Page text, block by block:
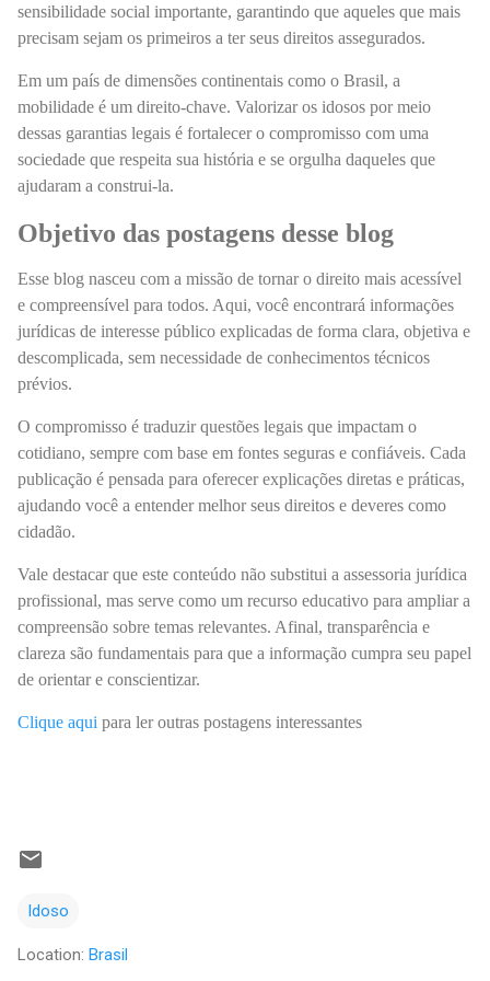
sensibilidade social importante, garantindo que aqueles que mais
precisam sejam os primeiros a ter seus direitos assegurados.
Em um país de dimensões continentais como o Brasil, a
mobilidade é um direito-chave. Valorizar os idosos por meio
dessas garantias legais é fortalecer o compromisso com uma
sociedade que respeita sua história e se orgulha daqueles que
ajudaram a construi-la.
Objetivo das postagens desse blog
Esse blog nasceu com a missão de tornar o direito mais acessível
e compreensível para todos. Aqui, você encontrará informações
jurídicas de interesse público explicadas de forma clara, objetiva e
descomplicada, sem necessidade de conhecimentos técnicos
prévios.
O compromisso é traduzir questões legais que impactam o
cotidiano, sempre com base em fontes seguras e confiáveis. Cada
publicação é pensada para oferecer explicações diretas e práticas,
ajudando você a entender melhor seus direitos e deveres como
cidadão.
Vale destacar que este conteúdo não substitui a assessoria jurídica
profissional, mas serve como um recurso educativo para ampliar a
compreensão sobre temas relevantes. Afinal, transparência e
clareza são fundamentais para que a informação cumpra seu papel
de orientar e conscientizar.
Clique aqui para ler outras postagens interessantes
Idoso
Location: Brasil